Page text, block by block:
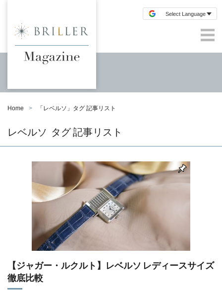
Home 「 レベルソ 」タグ 記事リスト
レベルソ タグ 記事リスト
【ジャガー・ルクルト】レベルソ レディースサイズ
徹底比較